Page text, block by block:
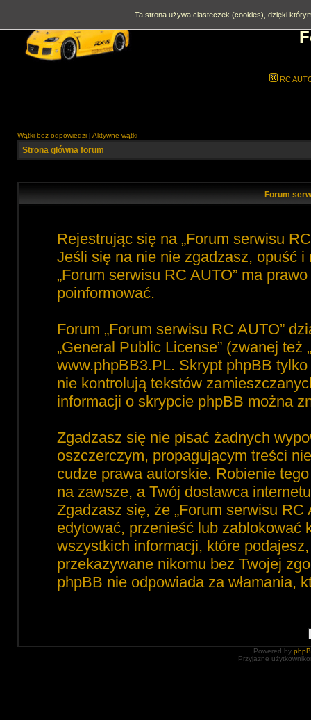
RC
Wątki bez odpowiedzi | Aktywne wątki
Strona główna forum
Forum
Rejestrując się na „Forum serwisu
Jeśli się na nie nie zgadzasz, opuść i
„Forum serwisu RC AUTO” ma
poinformować.
Forum „Forum serwisu RC AUTO”
„General Public License” (zwanej też
www.phpBB3.PL. Skrypt phpBB
nie kontrolują tekstów
informacji o skrypcie phpBB można
Zgadzasz się nie pisać żadnych
oszczerczym, propagującym treści
cudze prawa autorskie. Robienie
na zawsze, a Twój dostawca
Zgadzasz się, że „Forum serwisu
edytować, przenieść lub zablokować
wszystkich informacji, które
przekazywane nikomu bez Twojej
phpBB nie odpowiada za włamania,
Powered by
Przyjazne
Ta strona używa ciasteczek (cookies), dzięki